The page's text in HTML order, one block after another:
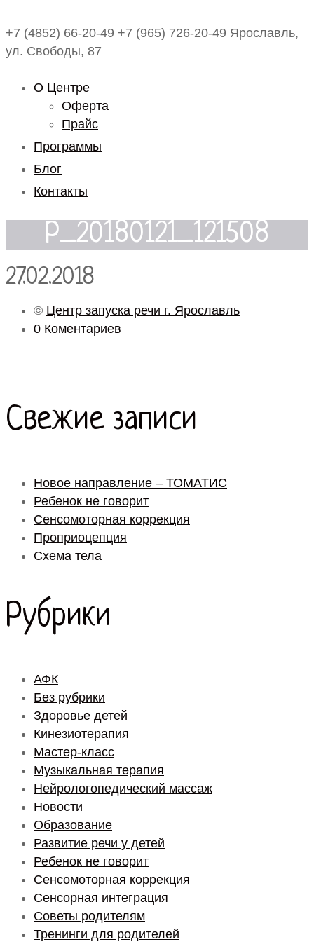
+7 (4852) 66-20-49 +7 (965) 726-20-49 Ярославль,
ул. Свободы, 87
О Центре
Оферта
Прайс
Программы
Блог
Контакты
P_20180121_121508
27.02.2018
© Центр запуска речи г. Ярославль
0 Коментариев
Свежие записи
Новое направление – ТОМАТИС
Ребенок не говорит
Сенсомоторная коррекция
Проприоцепция
Схема тела
Рубрики
АФК
Без рубрики
Здоровье детей
Кинезиотерапия
Мастер-класс
Музыкальная терапия
Нейрологопедический массаж
Новости
Образование
Развитие речи у детей
Ребенок не говорит
Сенсомоторная коррекция
Сенсорная интеграция
Советы родителям
Тренинги для родителей